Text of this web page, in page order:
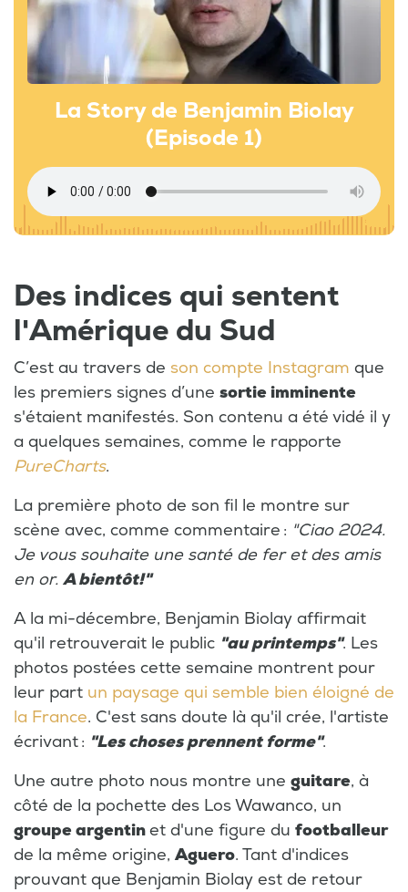
La Story de Benjamin Biolay
(Episode 1)
Des indices qui sentent
l'Amérique du Sud
C’est au travers de son compte Instagram que
les premiers signes d’une sortie imminente
s'étaient manifestés. Son contenu a été vidé il y
a quelques semaines, comme le rapporte
PureCharts.
La première photo de son fil le montre sur
scène avec, comme commentaire : "Ciao 2024.
Je vous souhaite une santé de fer et des amis
en or. A bientôt!"
A la mi-décembre, Benjamin Biolay affirmait
qu'il retrouverait le public "au printemps". Les
photos postées cette semaine montrent pour
leur part un paysage qui semble bien éloigné de
la France. C'est sans doute là qu'il crée, l'artiste
écrivant : "Les choses prennent forme".
Une autre photo nous montre une guitare, à
côté de la pochette des Los Wawanco, un
groupe argentinet d'une figure du footballeur
de la même origine, Aguero. Tant d'indices
prouvant que Benjamin Biolay est de retour